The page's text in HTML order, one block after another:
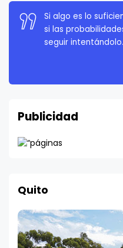
La persistencia es
rendirte a menos
Publicidad
Quito